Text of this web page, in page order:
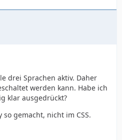
drei Sprachen aktiv. Daher
werden kann. Habe ich
klar ausgedrückt?
so gemacht, nicht im CSS.